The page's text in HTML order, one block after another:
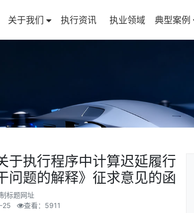
关于我们 执行资讯 执业领域 典型案例
于执行程序中计算迟延履行
问题的解释》征求意见的函
标题网址
25 查看：5911